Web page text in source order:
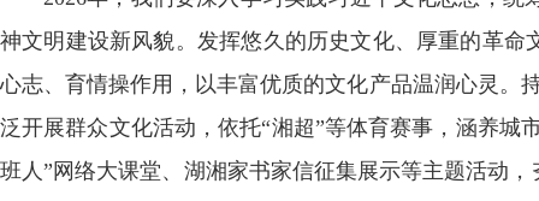
神文明建设新风貌。发挥悠久的历史文化、厚重的革
心志、育情操作用，以丰富优质的文化产品温润心灵。
泛开展群众文化活动，依托“湘超”等体育赛事，涵养城
班人”网络大课堂、湖湘家书家信征集展示等主题活动